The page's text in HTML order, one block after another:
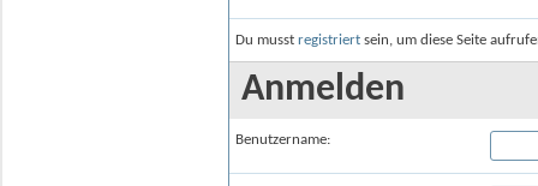
Du musst registriert sein, um diese Seite
Anmelden
Benutzername: